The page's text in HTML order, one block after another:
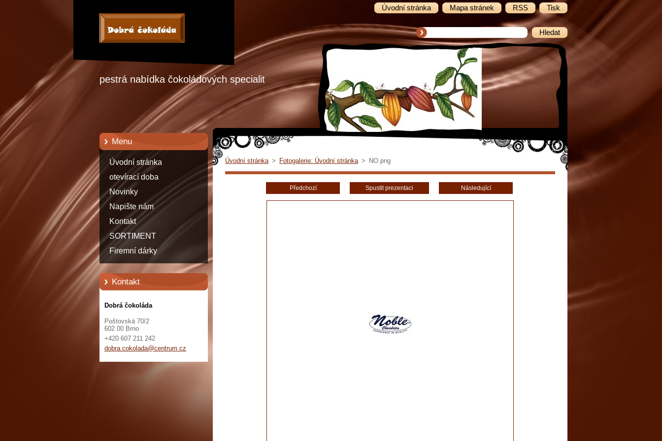
Úvodní stránka Mapa stránek RSS Tisk
pestrá nabídka čokoládových specialit
Menu
Úvodní stránka
otevírací doba
Novinky
Napište nám
Kontakt
SORTIMENT
Firemní dárky
Kontakt
Dobrá čokoláda
Poštovská 70/2
602 00 Brno
+420 607 211 242
dobra.cokolada@centrum.cz
Úvodní stránka > Fotogalerie: Úvodní stránka > NO.png
Předchozí Spustit prezentaci Následující